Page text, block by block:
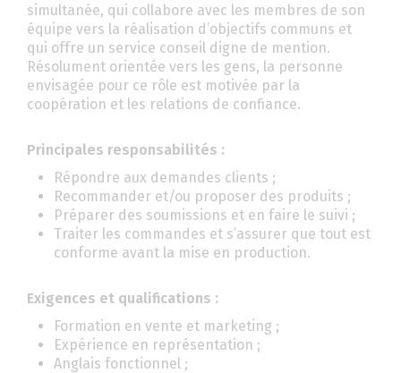
simultanée, qui collabore avec les membres de son
équipe vers la réalisation d’objectifs communs et
qui offre un service conseil digne de mention.
Résolument orientée vers les gens, la personne
envisagée pour ce rôle est motivée par la
coopération et les relations de confiance.
Principales responsabilités :
Répondre aux demandes clients ;
Recommander et/ou proposer des produits ;
Préparer des soumissions et en faire le suivi ;
Traiter les commandes et s’assurer que tout est
conforme avant la mise en production.
Exigences et qualifications :
Formation en vente et marketing ;
Expérience en représentation ;
Anglais fonctionnel ;